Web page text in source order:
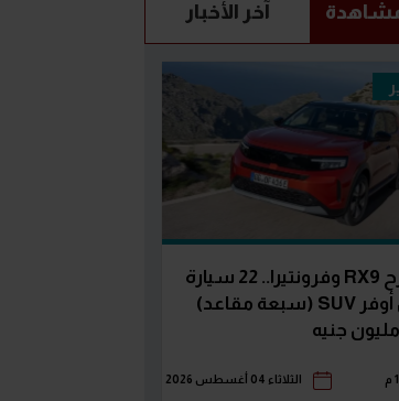
مشاهدة آخر الأخبار
بعد طرح RX9 وفرونتيرا.. 22 سيارة
كروس أوفر SUV (سبعة مقاعد)
الثلاثاء 04 أغسطس 2026